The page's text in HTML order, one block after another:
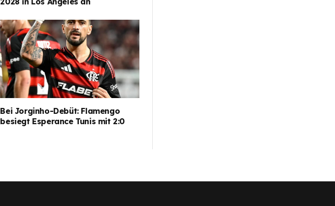
Bei Jorginho-Debüt: Flamengo
besiegt Esperance Tunis mit 2:0